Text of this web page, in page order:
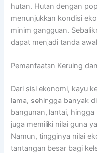
hutan. Hutan dengan
menunjukkan kondisi
minim gangguan.
dapat menjadi tanda
Pemanfaatan Keruing
Dari sisi ekonomi, kayu
lama, sehingga banyak
bangunan, lantai,
juga memiliki nilai guna
Namun, tingginya nilai
tantangan besar bagi